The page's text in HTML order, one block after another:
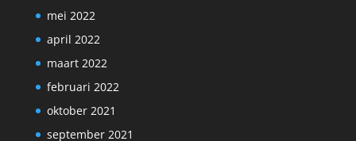
mei 2022
april 2022
maart 2022
februari 2022
oktober 2021
september 2021